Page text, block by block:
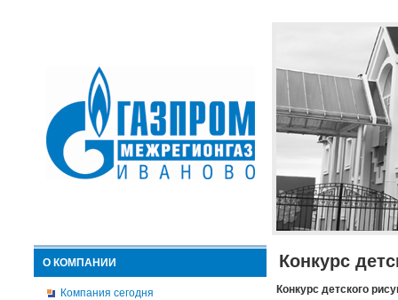
О КОМПАНИИ
Компания сегодня
Конкурс
Конкурс детского